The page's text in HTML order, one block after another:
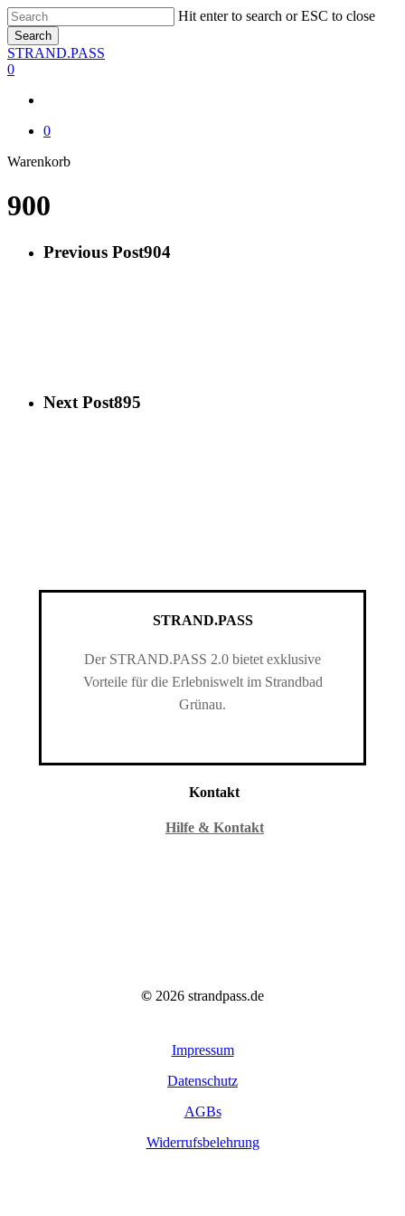
Skip
to
main
content
Hit enter to search or ESC to close
Search
Close
Search
STRAND.PASS
0
0
WarenkorbClose
900
Previous Post904
Next Post895
STRAND.PASS
Der STRAND.PASS 2.0 bietet exklusive
Vorteile für die Erlebniswelt im Strandbad
Grünau.
Kontakt
Hilfe & Kontakt
© 2026 strandpass.de
Impressum
Datenschutz
AGBs
Widerrufsbelehrung